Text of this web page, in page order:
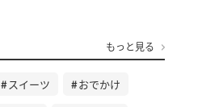
もっと見る
スイーツ おでかけ